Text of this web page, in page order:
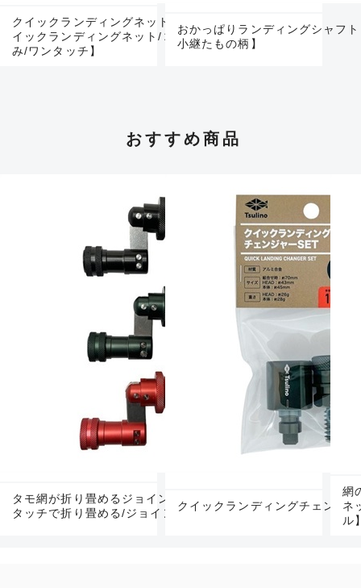
クイックランディングネット Sコンプリート【ク
イックランディングネット/コンパクト/折りたた
み/ワンタッチ】
おかっぱりランディングシャフ
小継たもの柄】
おすすめ商品
タモ網が折り畳めるジョインター【タモ網がワン
タッチで折り畳める/ジョインター/コンパクト】
クイックランディングチェンジ
網
ネ
ル